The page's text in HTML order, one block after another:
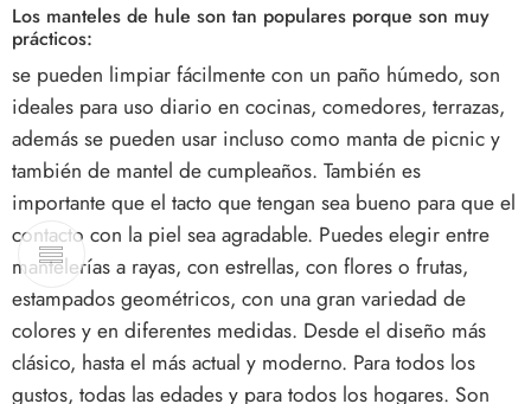
Los manteles de hule son tan populares porque son muy
prácticos:
se pueden limpiar fácilmente con un paño húmedo, son
ideales para uso diario en cocinas, comedores, terrazas,
además se pueden usar incluso como manta de picnic y
también de mantel de cumpleaños. También es
importante que el tacto que tengan sea bueno para que el
contacto con la piel sea agradable. Puedes elegir entre
mantelerías a rayas, con estrellas, con flores o frutas,
estampados geométricos, con una gran variedad de
colores y en diferentes medidas. Desde el diseño más
clásico, hasta el más actual y moderno. Para todos los
gustos, todas las edades y para todos los hogares. Son